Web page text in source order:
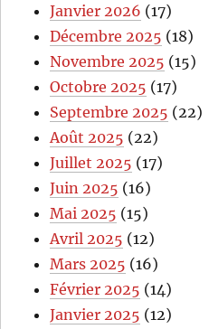
Janvier 2026 (17)
Décembre 2025 (18)
Novembre 2025 (15)
Octobre 2025 (17)
Septembre 2025 (22)
Août 2025 (22)
Juillet 2025 (17)
Juin 2025 (16)
Mai 2025 (15)
Avril 2025 (12)
Mars 2025 (16)
Février 2025 (14)
Janvier 2025 (12)